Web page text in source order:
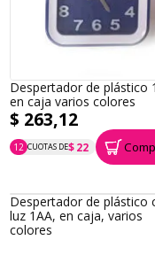
Despertador de plástico
en caja varios colores
$ 263,12
12 CUOTAS DE$ 22
P.T.F. $ 263
Despertador de plástico
luz 1AA, en caja, varios
colores